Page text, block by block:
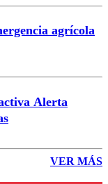
agrícola
Alerta
VER MÁS